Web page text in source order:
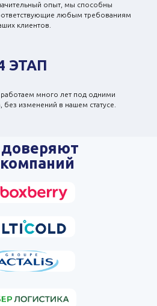
опыт, мы способны
любым требованиям
клиентов.
ЭТАП
много лет под одними
изменений в нашем статусе.